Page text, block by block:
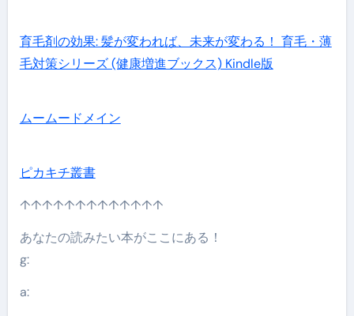
育毛剤の効果: 髪が変われば、未来が変わる！ 育毛・薄
毛対策シリーズ (健康増進ブックス) Kindle版
ムームードメイン
ピカキチ叢書
↑↑↑↑↑↑↑↑↑↑↑↑↑
あなたの読みたい本がここにある！
g:
a: